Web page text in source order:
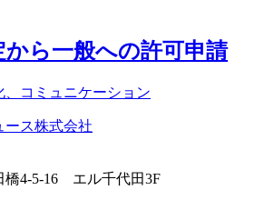
から一般への許可申請
、コミュニケーション
ース株式会社
橋4-5-16 エル千代田3F